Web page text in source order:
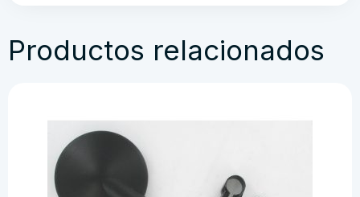
Productos relacionados